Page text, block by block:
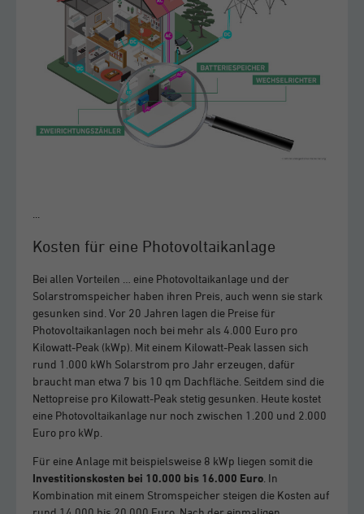
Kosten für eine Photovoltaikanlage
Bei allen Vorteilen … eine Photovoltaikanlage und der
Solarstromspeicher haben ihren Preis, auch wenn sie stark
gesunken sind. Vor 20 Jahren lagen die Preise für
Photovoltaikanlagen noch bei mehr als 4.000 Euro pro
Kilowatt-Peak (kWp). Mit einem Kilowatt-Peak lassen sich
rund 1.000 kWh Solarstrom pro Jahr erzeugen, dafür
braucht man etwa 7 bis 10 qm Dachfläche. Seitdem sind die
Nettopreise pro Kilowatt-Peak stetig gesunken. Heute kostet
eine Photovoltaikanlage nur noch zwischen 1.200 und 2.000
Euro pro kWp.
Für eine Anlage mit beispielsweise 8 kWp liegen somit die
Investitionskosten bei 10.000 bis 16.000 Euro. In
Kombination mit einem Stromspeicher steigen die Kosten auf